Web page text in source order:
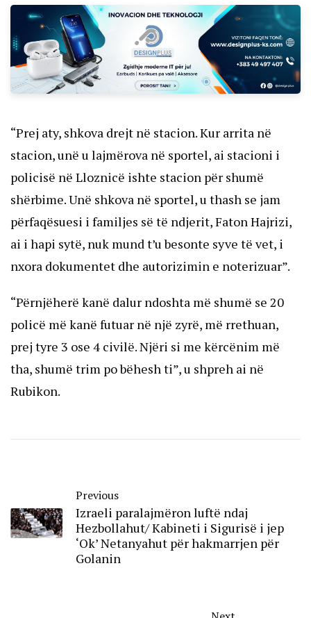
“Prej aty, shkova drejt në stacion. Kur arrita në
stacion, unë u lajmërova në sportel, ai stacioni i
policisë në Lloznicë ishte stacion për shumë
shërbime. Unë shkova në sportel, u thash se jam
përfaqësuesi i familjes së të ndjerit, Faton Hajrizi,
ai i hapi sytë, nuk mund t’u besonte syve të vet, i
nxora dokumentet dhe autorizimin e noterizuar”.
“Përnjëherë kanë dalur ndoshta më shumë se 20
policë më kanë futuar në një zyrë, më rrethuan,
prej tyre 3 ose 4 civilë. Njëri si me kërcënim më
tha, shumë trim po bëhesh ti”, u shpreh ai në
Rubikon.
Previous
Izraeli paralajmëron luftë ndaj
Hezbollahut/ Kabineti i Sigurisë i jep
‘Ok’ Netanyahut për hakmarrjen për
Golanin